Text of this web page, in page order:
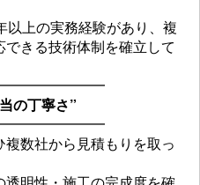
以上の実務経験があり、複
きる技術体制を確立して
の丁寧さ”
数社から見積もりを取っ